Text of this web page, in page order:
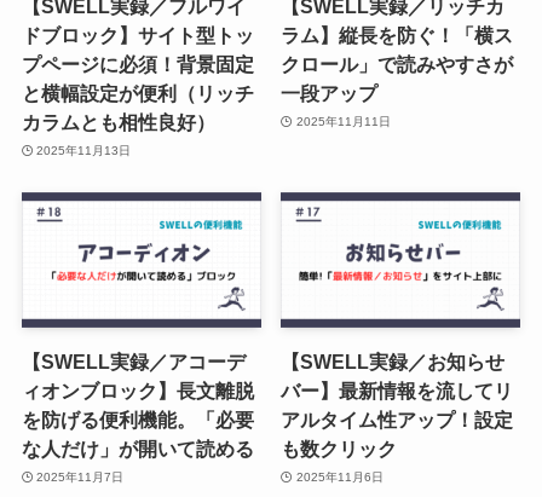
【SWELL実録／フルワイ
ドブロック】サイト型トッ
プページに必須！背景固定
と横幅設定が便利（リッチ
カラムとも相性良好）
2025年11月13日
【SWELL実録／リッチカ
ラム】縦長を防ぐ！「横ス
クロール」で読みやすさが
一段アップ
2025年11月11日
【SWELL実録／アコーデ
ィオンブロック】長文離脱
を防げる便利機能。「必要
な人だけ」が開いて読める
2025年11月7日
【SWELL実録／お知らせ
バー】最新情報を流してリ
アルタイム性アップ！設定
も数クリック
2025年11月6日